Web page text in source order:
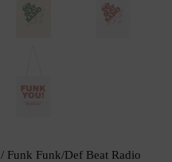
/ Funk Funk/Def Beat Radio